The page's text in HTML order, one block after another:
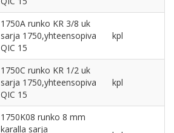
1750A runko KR 3/8 uk
sarja 1750,yhteensopiva
QIC 15
kpl
1750C runko KR 1/2 uk
sarja 1750,yhteensopiva
QIC 15
kpl
1750K08 runko 8 mm
karalla sarja